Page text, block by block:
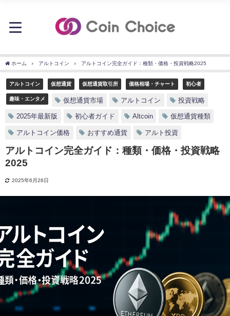
ホーム アルトコイン アルトコイン完全ガイド：種類・価格・投資戦略2025
アルトコイン 仮想通貨 仮想通貨取引所 価格相場・チャート 初心者
趣味・エンタメ 仮想通貨市場 アルトコイン 投資戦略
2025年最新版 初心者ガイド Altcoin 仮想通貨種類
アルトコイン価格 おすすめ通貨 アルト投資
アルトコイン完全ガイド：種類・価格・投資戦略
2025
2025年6月26日